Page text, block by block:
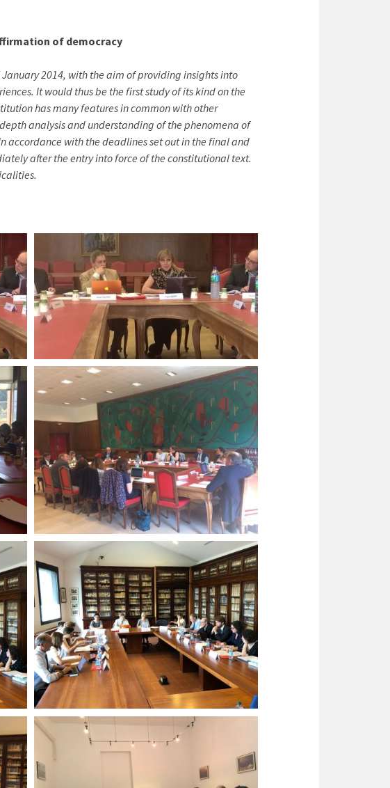
of democracy
2014, with the aim of providing insights into
It would thus be the first study of its kind on the
has many features in common with other
analysis and understanding of the phenomena of
accordance with the deadlines set out in the final and
after the entry into force of the constitutional text.